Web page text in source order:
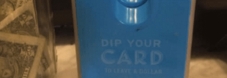
Cool Esport
Pořady
TV Program